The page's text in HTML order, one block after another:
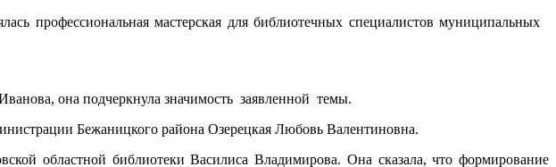
профессиональная мастерская для библиотечных специалистов муниципальных
она подчеркнула значимость заявленной темы.
Бежаницкого района Озерецкая Любовь Валентиновна.
областной библиотеки Василиса Владимирова. Она сказала, что формирование